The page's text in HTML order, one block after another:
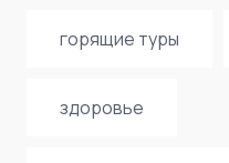
горящие туры
здоровье